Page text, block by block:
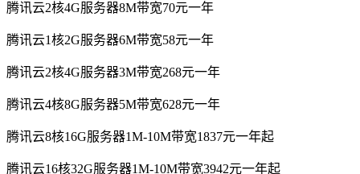
腾讯云2核4G服务器8M带宽70元一年
腾讯云1核2G服务器6M带宽58元一年
腾讯云2核4G服务器3M带宽268元一年
腾讯云4核8G服务器5M带宽628元一年
腾讯云8核16G服务器1M-10M带宽1837元一年起
腾讯云16核32G服务器1M-10M带宽3942元一年起